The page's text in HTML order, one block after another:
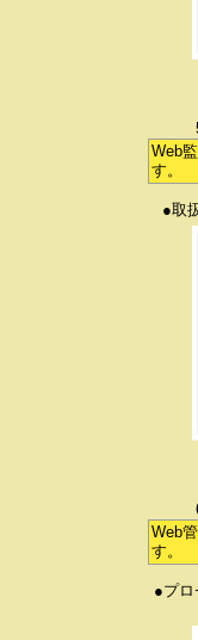
Web
す。
●取
Web
す。
●プロ